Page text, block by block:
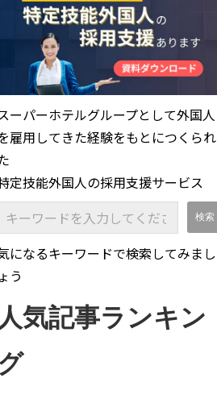
ーパーホテルグループとして外国人
雇用してきた経験をもとにつくられ
定技能外国人の採用支援サービス
になるキーワードで検索してみまし
ょう
人気記事ランキン